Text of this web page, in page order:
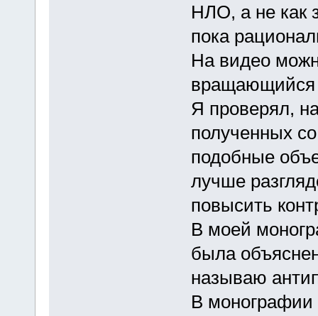
НЛО, а не как
пока
На видео
вращающийся
Я проверял,
полученных
подобные
лучше
повысить
В моей
была
называю
В монографии